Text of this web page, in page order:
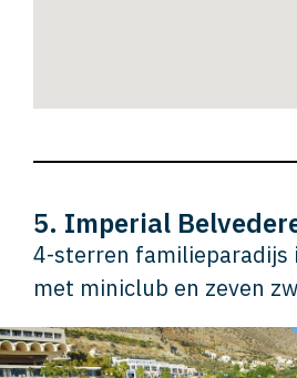
5. Imperial
4-sterren familieparadijs
met miniclub en zeven